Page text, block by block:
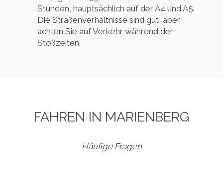
Stunden, hauptsächlich auf der A4 und A5.
Die Straßenverhältnisse sind gut, aber
achten Sie auf Verkehr während der
Stoßzeiten.
FAHREN IN MARIENBERG
Häufige Fragen